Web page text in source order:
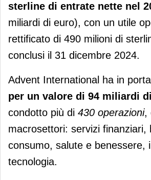
sterline di entrate nette nel
miliardi di euro), con un utile
rettificato di 490 milioni di
conclusi il 31 dicembre 2024.
Advent International ha in
per un valore di 94 miliardi
condotto più di 430 operazioni,
macrosettori: servizi finanziari,
consumo, salute e benessere,
tecnologia.